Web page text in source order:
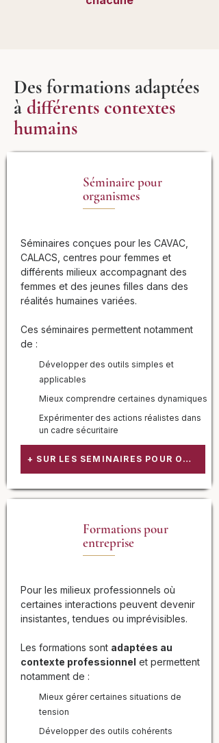
Des formations adaptées
à différents contextes
humains
Séminaire pour
organismes
Séminaires conçues pour les CAVAC,
CALACS, centres pour femmes et
différents milieux accompagnant des
femmes et des jeunes filles dans des
réalités humaines variées.
Ces séminaires permettent notamment
de :
Développer des outils simples et
applicables
Mieux comprendre certaines dynamiques
Expérimenter des actions réalistes dans
un cadre sécuritaire
+ SUR LES SÉMINAIRES POUR ORGANISMES
Formations pour
entreprise
Pour les milieux professionnels où
certaines interactions peuvent devenir
insistantes, tendues ou imprévisibles.
Les formations sont adaptées au
contexte professionnel et permettent
notamment de :
Mieux gérer certaines situations de
tension
Développer des outils cohérents